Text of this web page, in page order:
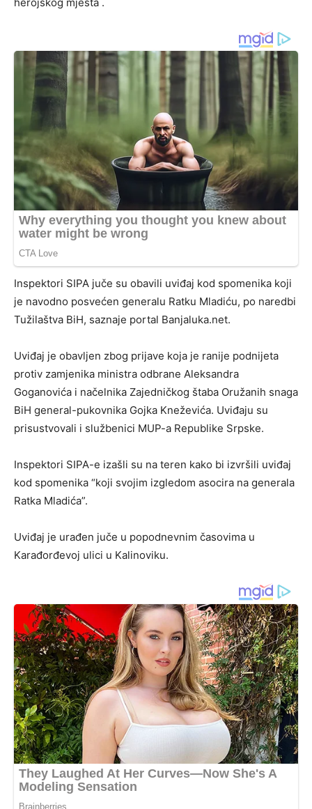
Inspektori SIPA juče su obavili uviđaj kod spomenika koji
je navodno posvećen generalu Ratku Mladiću, po naredbi
Tužilaštva BiH, saznaje portal Banjaluka.net.
Uviđaj je obavljen zbog prijave koja je ranije podnijeta
protiv zamjenika ministra odbrane Aleksandra
Goganovića i načelnika Zajedničkog štaba Oružanih snaga
BiH general-pukovnika Gojka Kneževića. Uviđaju su
prisustvovali i službenici MUP-a Republike Srpske.
Inspektori SIPA-e izašli su na teren kako bi izvršili uviđaj
kod spomenika “koji svojim izgledom asocira na generala
Ratka Mladića”.
Uviđaj je urađen juče u popodnevnim časovima u
Karađorđevoj ulici u Kalinoviku.